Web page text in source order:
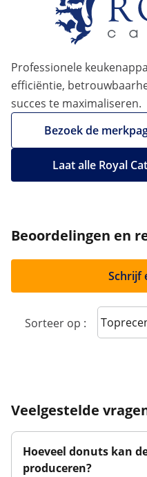
Professionele
efficiëntie,
succes te maximaliseren.
Bezoek de
Laat alle Royal
Beoordelingen en
Schrijf
Sorteer op : Sort
Veelgestelde
Hoeveel donuts kan
produceren?